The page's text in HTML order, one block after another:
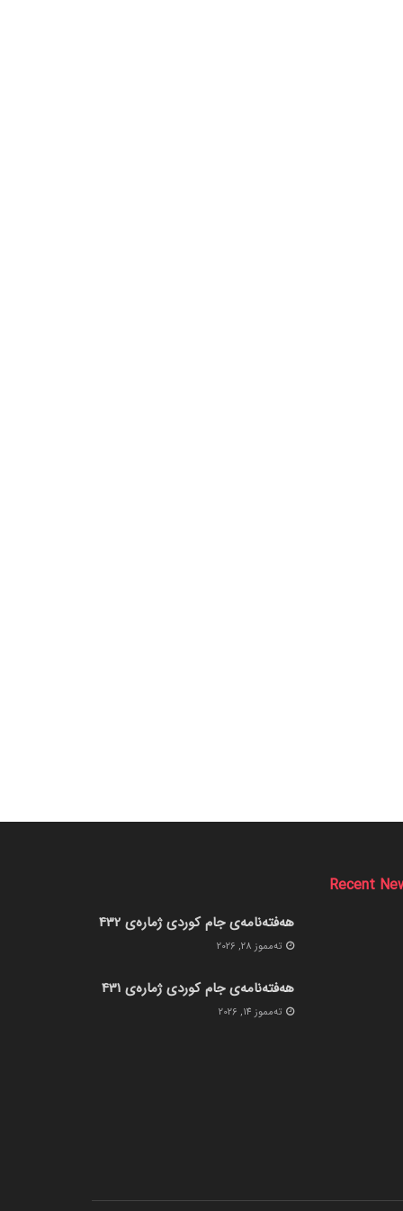
Recent
هەفتەنامەی جام کوردی ژمارەی 432
ته‌مموز 28, 2026
هەفتەنامەی جام کوردی ژمارەی 431
ته‌مموز 14, 2026